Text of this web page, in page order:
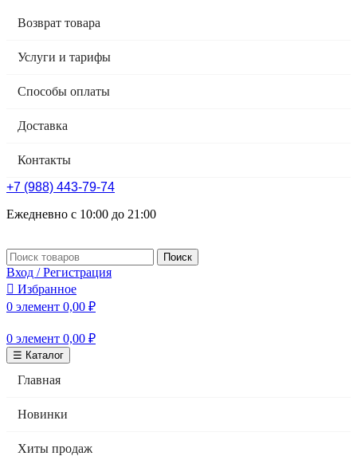
Возврат товара
Услуги и тарифы
Способы оплаты
Доставка
Контакты
+7 (988) 443-79-74
Ежедневно с 10:00 до 21:00
Поиск
Вход / Регистрация
Избранное
0 элемент 0,00 ₽
0 элемент 0,00 ₽
☰ Каталог
Главная
Новинки
Хиты продаж